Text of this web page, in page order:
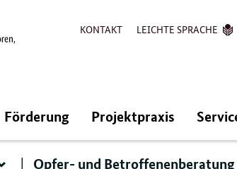
KONTAKT LEICHTE SPRACHE
Förderung Projektpraxis
Opfer- und Betroffenenberatung